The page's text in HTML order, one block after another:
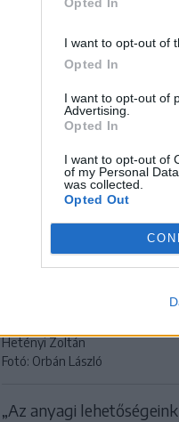
I want to opt-out of
Opted In
I want to opt-out of
Advertising.
Opted In
I want to opt-out of
of my Personal
was collected.
Opted Out
Hetényi Zoltán
Fotó: Orbán László
„Az anyagi